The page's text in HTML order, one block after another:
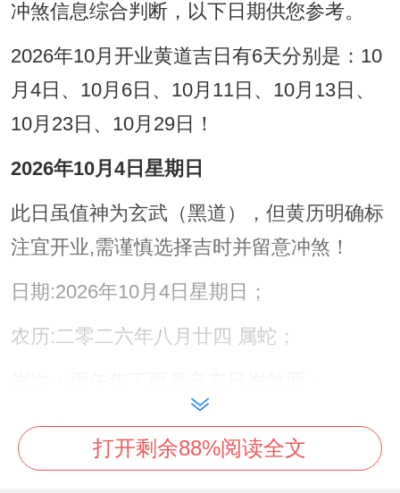
冲煞信息综合判断，以下日期供您参考。
2026年10月开业黄道吉日有6天分别是：10
月4日、10月6日、10月11日、10月13日、
10月23日、10月29日！
2026年10月4日星期日
此日虽值神为玄武（黑道），但黄历明确标
注宜开业,需谨慎选择吉时并留意冲煞！
日期:2026年10月4日星期日；
农历:二零二六年八月廿四 属蛇；
五行:钗钏金 十二神:定执位 值神:玄武（黑
道日）；
打开剩余88%阅读全文